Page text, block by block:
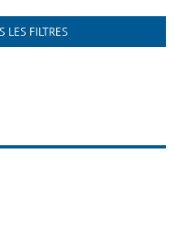
LES FILTRES